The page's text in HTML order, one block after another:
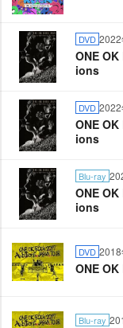
DVD
ONE
ions
DVD
ONE
ions
Blu-ray
ONE
ions
DVD
ONE
Blu-ray